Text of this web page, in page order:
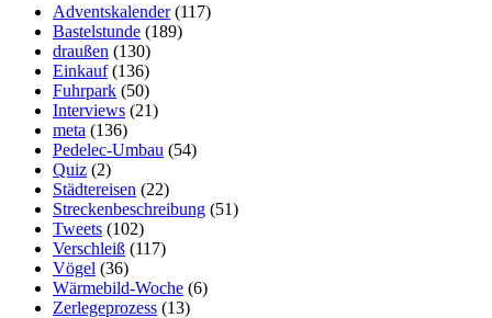
Adventskalender(117)
Bastelstunde (189)
draußen (130)
Einkauf(136)
Fuhrpark (50)
Interviews (21)
meta (136)
Pedelec-Umbau (54)
Quiz (2)
Städtereisen (22)
Streckenbeschreibung (51)
Tweets (102)
Verschleiß (117)
Vögel (36)
Wärmebild-Woche (6)
Zerlegeprozess (13)